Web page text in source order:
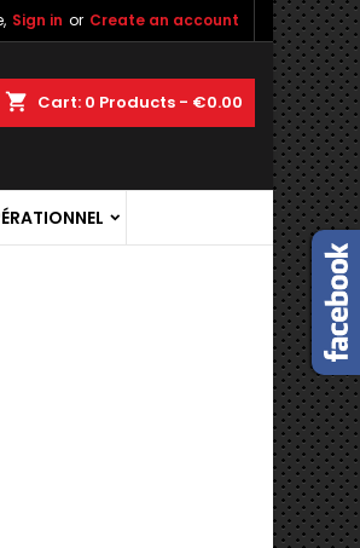
Sign in or Create an account
shopping_cart Cart: 0 Products - €0.00